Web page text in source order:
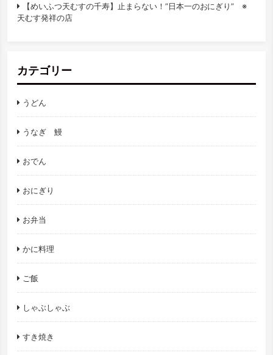
【めいふつ天むすの千寿】止まらない！”日本一のおにぎり” ※
天むす発祥の店
カテゴリー
うどん
うなぎ 鰻
おでん
おにぎり
お弁当
かに料理
ご飯
しゃぶしゃぶ
すき焼き